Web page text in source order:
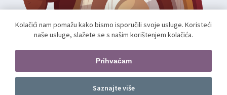
Dodajte u košaricu
Pratite nas
Kolačići nam pomažu kako bismo isporučili svoje usluge. Koristeći
naše usluge, slažete se s našim korištenjem kolačića.
Prihvaćam
Saznajte više